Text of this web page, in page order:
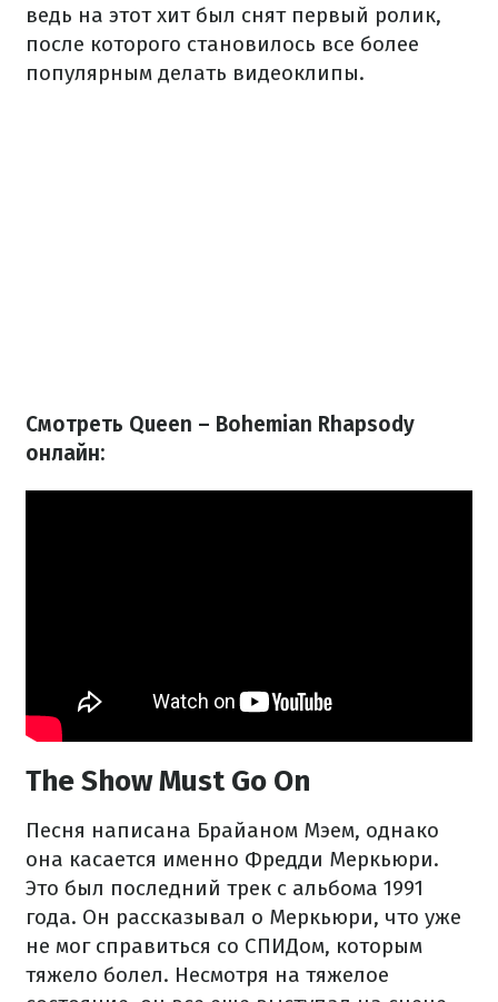
ведь на этот хит был снят первый ролик,
после которого становилось все более
популярным делать видеоклипы.
Смотреть Queen – Bohemian Rhapsody
онлайн:
The Show Must Go On
Песня написана Брайаном Мэем, однако
она касается именно Фредди Меркьюри.
Это был последний трек с альбома 1991
года. Он рассказывал о Меркьюри, что уже
не мог справиться со СПИДом, которым
тяжело болел. Несмотря на тяжелое